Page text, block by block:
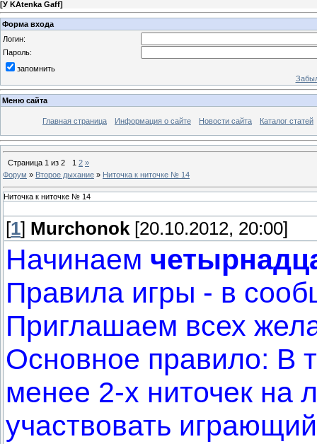
[У KAtenka Gaff]
Форма входа
Логин:
Пароль:
запомнить
Меню сайта
Главная страница Информация о сайте Новости сайта Каталог статей
Страница 1 из 2 1 2 »
Форум » Второе дыхание » Ниточка к ниточке № 14
Ниточка к ниточке № 14
[1] Murchonok [20.10.2012, 20:00]
Начинаем
Правила игры - в
Приглашаем всех
Основное правило: В
менее 2-х ниточек на
участвовать